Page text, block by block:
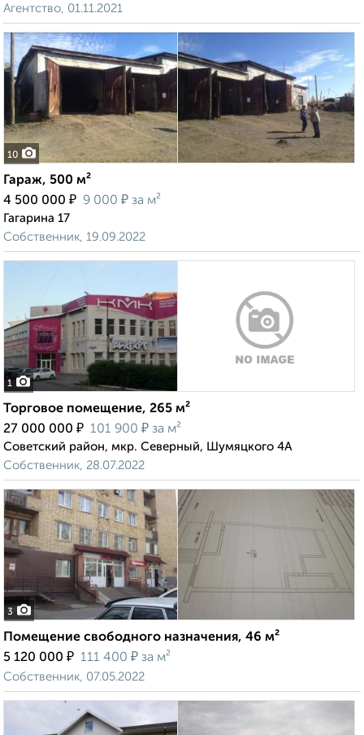
Агентство, 01.11.2021
10
Гараж, 500 м²
4 500 000 ₽ 9 000 ₽ за м²
Гагарина 17
Собственник, 19.09.2022
1
Торговое помещение, 265 м²
27 000 000 ₽ 101 900 ₽ за м²
Советский район, мкр. Северный, Шумяцкого 4А
Собственник, 28.07.2022
3
Помещение свободного назначения, 46 м²
5 120 000 ₽ 111 400 ₽ за м²
Собственник, 07.05.2022